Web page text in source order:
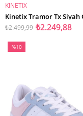
SEPETE EKLE
KINETIX
₺2.249,88
₺2.499,99
%10